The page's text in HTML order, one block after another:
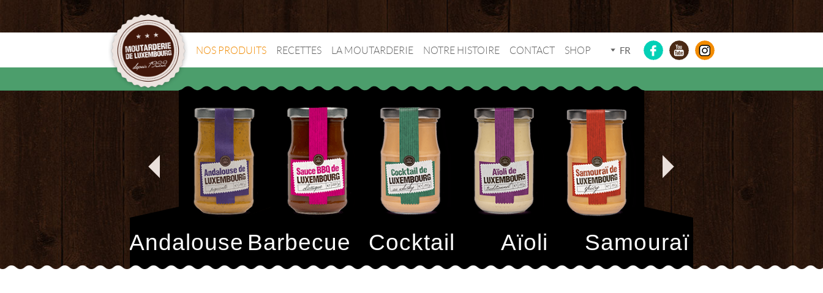
NOS PRODUITS RECETTES LA MOUTARDERIE NOTRE HISTOIRE CONTACT SHOP FR
Andalouse Barbecue Cocktail Aïoli Samouraï